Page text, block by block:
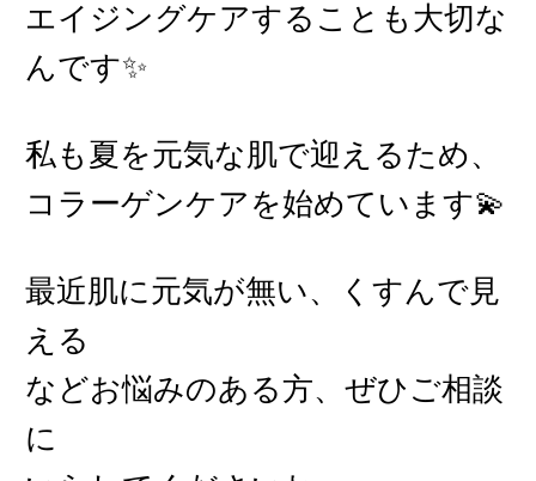
エイジングケアすることも大切な
んです✨
私も夏を元気な肌で迎えるため、
コラーゲンケアを始めています💫
最近肌に元気が無い、くすんで見
える
などお悩みのある方、ぜひご相談
に